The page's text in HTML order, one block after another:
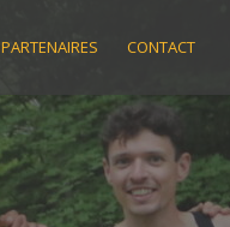
PARTENAIRES CONTACT